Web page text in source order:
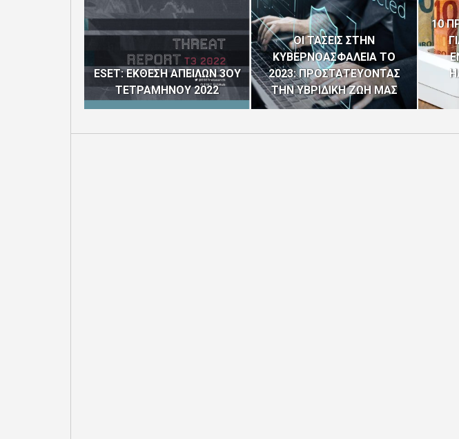
ESET: ΕΚΘΕΣΗ ΑΠΕΙΛΩΝ 3ΟΥ
ΤΕΤΡΑΜΗΝΟΥ 2022
ΟΙ ΤΑΣΕΙΣ ΣΤΗΝ
ΚΥΒΕΡΝΟΑΣΦΑΛΕΙΑ ΤΟ
2023: ΠΡΟΣΤΑΤΕΥΟΝΤΑΣ
ΤΗΝ ΥΒΡΙΔΙΚΗ ΖΩΗ ΜΑΣ
10